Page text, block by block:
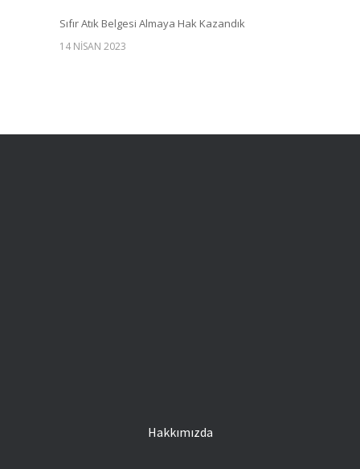
Sıfır Atık Belgesi Almaya Hak Kazandık
14 NISAN 2023
Hakkımızda